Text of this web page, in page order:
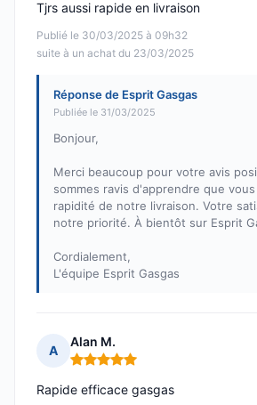
Publié le 30/03/2025 à 09h32
suite à un achat du 23/03/2025
Tjrs aussi rapide en livraison
Réponse de Esprit Gasgas
Publiée le 31/03/2025
Bonjour,
Merci beaucoup pour votre avis
sommes ravis d'apprendre que
rapidité de notre livraison. Votre
notre priorité. À bientôt sur Esprit
Cordialement,
L'équipe Esprit Gasgas
A
Alan M.
Note : 5 sur 5
Rapide efficace gasgas